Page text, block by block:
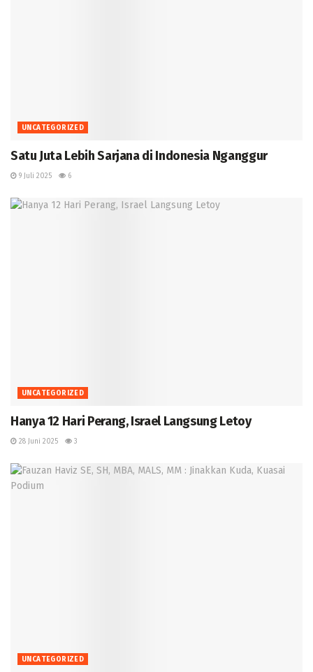
UNCATEGORIZED
Satu Juta Lebih Sarjana di Indonesia Nganggur
9 Juli 2025 6
UNCATEGORIZED
Hanya 12 Hari Perang, Israel Langsung Letoy
28 Juni 2025 3
UNCATEGORIZED